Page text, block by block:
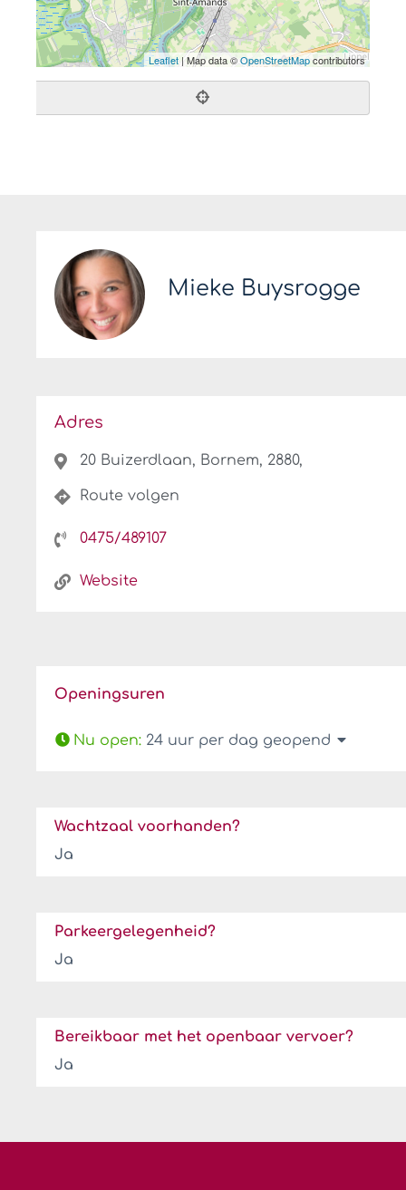
Leaflet| Map data ©OpenStreetMapcontributors
Mieke Buysrogge
Adres
20 Buizerdlaan, Bornem, 2880,
Route volgen
0475/489107
Website
Openingsuren
Nu open: 24 uur per dag geopend
Wachtzaal voorhanden?
Ja
Parkeergelegenheid?
Ja
Bereikbaar met het openbaar vervoer?
Ja